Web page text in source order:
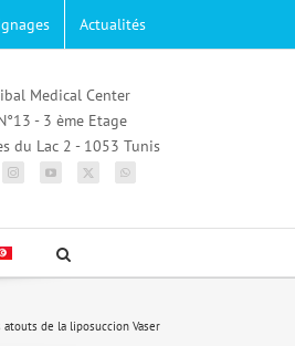
Actualités
Medical Center
- 3 ème Etage
du Lac 2 - 1053 Tunis
atouts de la liposuccion Vaser